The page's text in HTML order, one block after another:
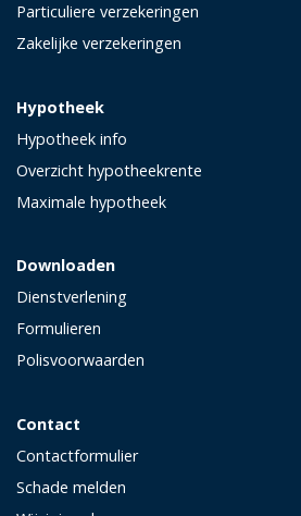
Particuliere verzekeringen
Zakelijke verzekeringen
Hypotheek
Hypotheek info
Overzicht hypotheekrente
Maximale hypotheek
Downloaden
Dienstverlening
Formulieren
Polisvoorwaarden
Contact
Contactformulier
Schade melden